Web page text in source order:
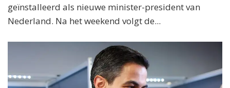
geïnstalleerd als nieuwe minister-president van
Nederland. Na het weekend volgt de...